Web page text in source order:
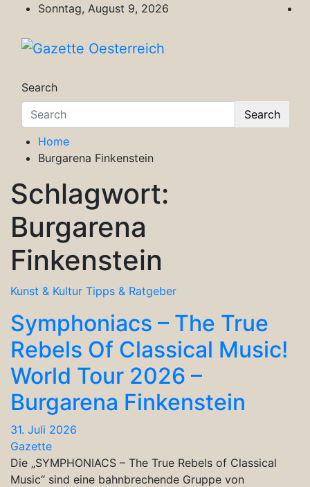
content
Sonntag, August 9, 2026
Search
Search
Home
Burgarena Finkenstein
Schlagwort:
Burgarena
Finkenstein
Kunst & Kultur Tipps & Ratgeber
Symphoniacs – The True
Rebels Of Classical Music!
World Tour 2026 –
Burgarena Finkenstein
31. Juli 2026
Gazette
Die „SYMPHONIACS – The True Rebels of Classical
Music“ sind eine bahnbrechende Gruppe von